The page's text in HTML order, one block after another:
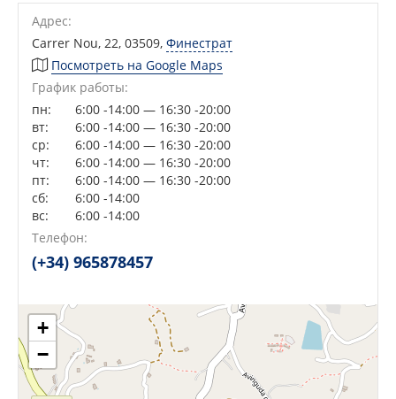
Адрес:
Carrer Nou, 22, 03509, Финестрат
Посмотреть на Google Maps
График работы:
пн:
6:00 -14:00 — 16:30 -20:00
вт:
6:00 -14:00 — 16:30 -20:00
ср:
6:00 -14:00 — 16:30 -20:00
чт:
6:00 -14:00 — 16:30 -20:00
пт:
6:00 -14:00 — 16:30 -20:00
сб:
6:00 -14:00
вс:
6:00 -14:00
Сейчас открыто!
Сейчас закрыто!
Телефон:
(+34) 965878457
+
−